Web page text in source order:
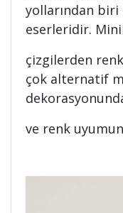
yollarından
eserleridir.
çizgilerden
çok alternatif
ve renk